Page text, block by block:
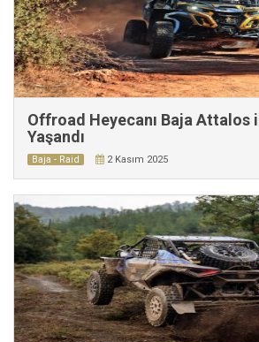
Offroad Heyecanı Baja Attalos
Yaşandı
Baja - Raid 2 Kasım 2025